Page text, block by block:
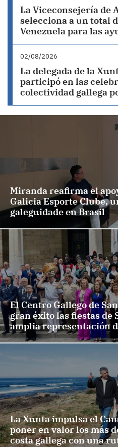
La Viceconsejería de
selecciona a un total
Venezuela para las
02/08/2026
La delegada de la
participó en las
colectividad gallega
Miranda reafirma el
Galicia Esporte Clube,
galeguidade en Brasil
El Centro Gallego de
gran éxito las fiestas de
amplia representación
La Xunta impulsa el
poner en valor los más
costa gallega con una